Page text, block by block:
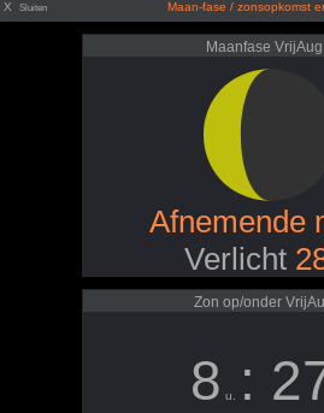
X Sluiten Maan-fase / zonsopkomst
Maanfase
Afnemende
Verlicht
Zon op/onder
8 u. :